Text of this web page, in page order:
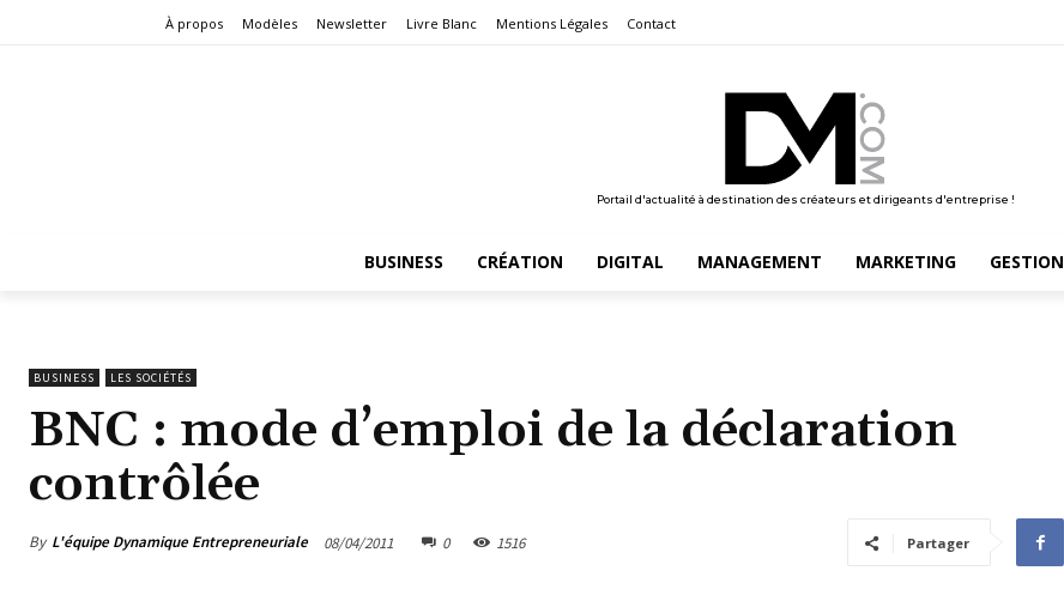
À propos Modèles Newsletter Livre Blanc Mentions Légales Contact
Portail d'actualité à destination des créateurs et dirigeants d'entreprise !
BUSINESS CRÉATION DIGITAL MANAGEMENT MARKETING GESTION
BUSINESS LES SOCIÉTÉS
BNC : mode d’emploi de la déclaration
contrôlée
By L'équipe Dynamique Entrepreneuriale 08/04/2011 0 1516 Partager